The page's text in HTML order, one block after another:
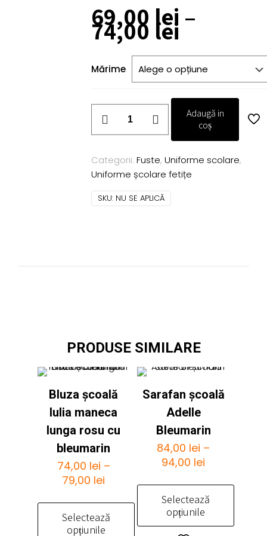
69,00 lei –
74,00 lei Interval
prețuri:
69,00 lei
până
la
74,00 lei
Mărime
Fusta
școală
Adaugă in
coș
Categorii: Fuste, Uniforme scolare,
Uniforme școlare fetițe
SKU: NU SE APLICĂ
PRODUSE SIMILARE
Bluza școală
Iulia maneca
lunga rosu cu
bleumarin
74,00 lei –
79,00 lei
prețuri:
74,00 lei
Selectează
opțiunile
Sarafan școală
Adelle
Bleumarin
84,00 lei –
94,00 lei
prețuri:
84,00 lei
Selectează
opțiunile